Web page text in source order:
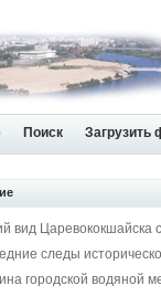
Поиск Загрузить
вид Царевококшайска
следы
городской водяной